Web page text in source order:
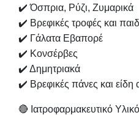
✔️ Όσπρια, Ρύζι, Ζυμαρικά
✔️ Βρεφικές τροφές και
✔️ Γάλατα Εβαπορέ
✔️ Κονσέρβες
✔️ Δημητριακά
✔️ Βρεφικές πάνες και είδη
🔴 Ιατροφαρμακευτικό Υλικό